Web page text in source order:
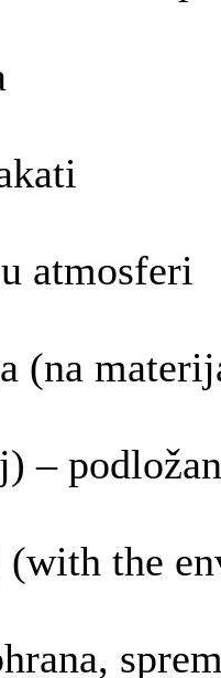
atmosferi
(na
–
the